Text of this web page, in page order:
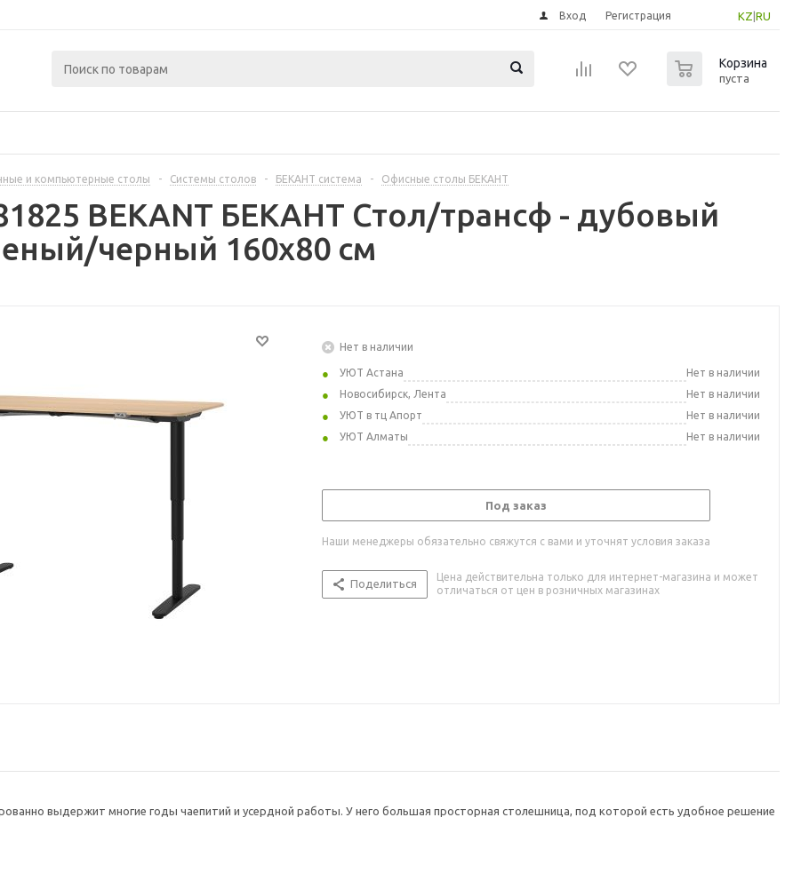
KZ RU
Вход Регистрация
Корзина
пуста
и компьютерные столы - Системы столов - БЕКАНТ система - Офисные столы БЕКАНТ
BEKANT БЕКАНТ Стол/трансф - дубовый
черный 160x80 см
Нет в наличии
УЮТ Астана
Нет в наличии
Новосибирск, Лента
Нет в наличии
УЮТ в тц Апорт
Нет в наличии
УЮТ Алматы
Нет в наличии
Под заказ
Наши менеджеры обязательно свяжутся с вами и уточнят условия заказа
Поделиться
Цена действительна только для интернет-магазина и может
отличаться от цен в розничных магазинах
выдержит многие годы чаепитий и усердной работы. У него большая просторная столешница, под которой есть удобное решение